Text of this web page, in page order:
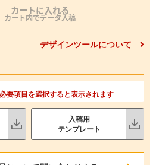
カートに入れる
カート内でデータ入稿
デザインツールについて
要項目を選択すると表示されます
入稿用
テンプレート